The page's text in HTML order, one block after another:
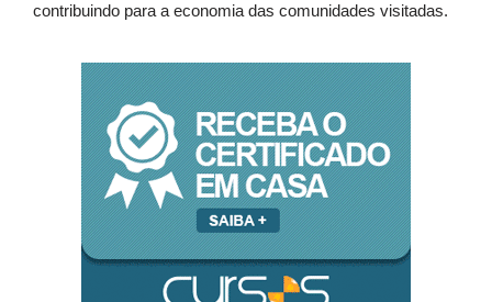
contribuindo para a economia das comunidades visitadas.